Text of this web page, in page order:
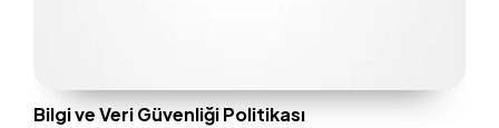
Bilgi ve Veri Güvenliği Politikası